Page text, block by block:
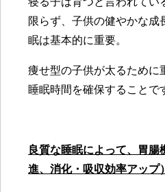
限らず、子供の健やかな成
眠は基本的に重要。
痩せ型の子供が太るために
睡眠時間を確保することで
良質な睡眠によって、胃腸
進、消化・吸収効率アップ